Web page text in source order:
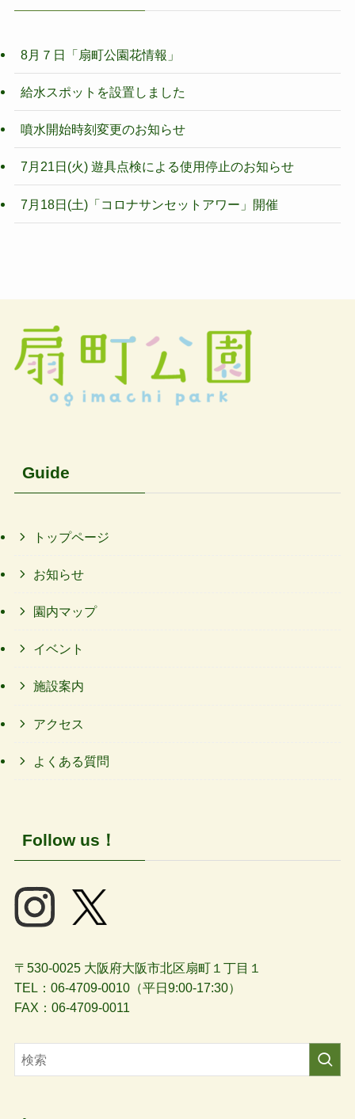
8月７日「扇町公園花情報」
給水スポットを設置しました
噴水開始時刻変更のお知らせ
7月21日(火) 遊具点検による使用停止のお知らせ
7月18日(土)「コロナサンセットアワー」開催
Guide
トップページ
お知らせ
園内マップ
イベント
施設案内
アクセス
よくある質問
Follow us！
〒530-0025 大阪府大阪市北区扇町１丁目１
TEL：06-4709-0010（平日9:00-17:30）
FAX：06-4709-0011